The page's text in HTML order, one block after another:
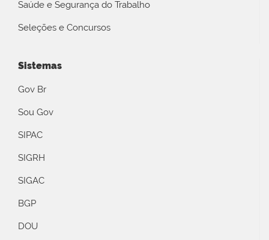
Saúde e Segurança do Trabalho
Seleções e Concursos
Sistemas
Gov Br
Sou Gov
SIPAC
SIGRH
SIGAC
BGP
DOU